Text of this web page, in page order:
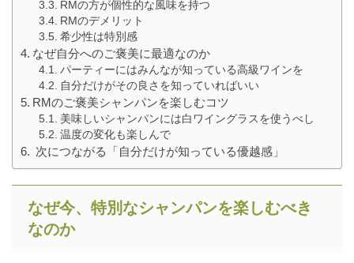
RMの方が個性的な風味を持つ
RMのデメリット
希少性は特別感
なぜ自分へのご褒美に最適なのか
パーティーにはみんなが知っている高級ワインを
自分だけがその良さを知っていればいい
RMのご褒美シャンパンを楽しむコツ
美味しいシャンパンには白ワイングラスを使うべし
温度の変化も楽しんで
次につながる「自分だけが知っている優越感」
なぜ今、特別なシャンパンを楽しむべき
なのか